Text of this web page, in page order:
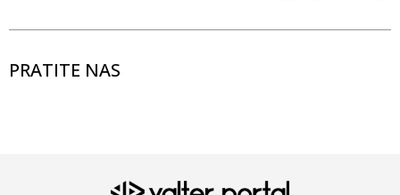
PRATITE NAS